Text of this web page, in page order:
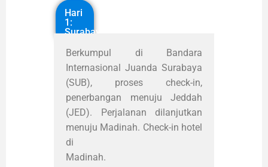
Hari
1:
Surabaya
Berkumpul di Bandara
Internasional Juanda Surabaya
(SUB), proses check-in,
penerbangan menuju Jeddah
(JED). Perjalanan dilanjutkan
menuju Madinah. Check-in hotel
di
Madinah.